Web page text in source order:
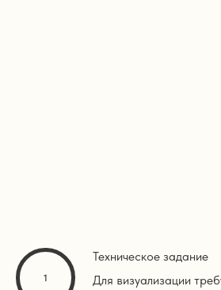
Техническое задание
Для визуализации